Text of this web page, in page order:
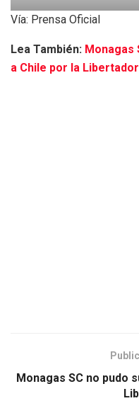
Vía: Prensa Oficial
Lea También: Monagas
a Chile por la
Monagas SC no pudo